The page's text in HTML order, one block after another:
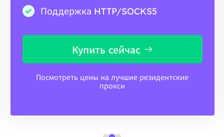
Поддержка HTTP/SOCKS5
Купить сейчас
Посмотреть цены на лучшие резидентские
прокси